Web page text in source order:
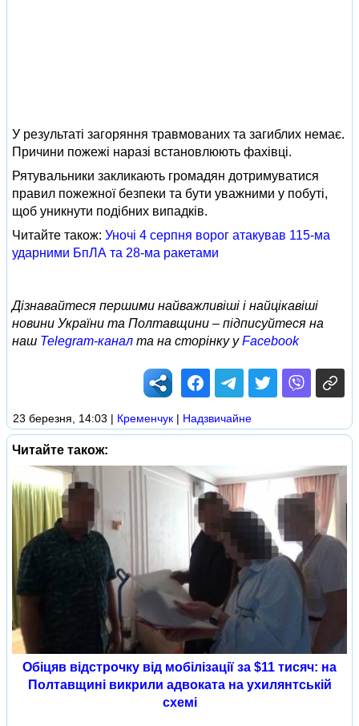
У результаті загоряння травмованих та загиблих немає.
Причини пожежі наразі встановлюють фахівці.
Рятувальники закликають громадян дотримуватися
правил пожежної безпеки та бути уважними у побуті,
щоб уникнути подібних випадків.
Читайте також: Уночі 4 серпня ворог атакував 115-ма
ударними БпЛА та 28-ма ракетами
Дізнавайтеся першими найважливіші і найцікавіші
новини України та Полтавщини – підписуйтеся на
наш Telegram-канал та на сторінку уFacebook
23 березня, 14:03 | Кременчук | Надзвичайне
Читайте також:
Обіцяв відстрочку від мобілізації за $11 тисяч: на
Полтавщині викрили адвоката на ухилянтській
схемі